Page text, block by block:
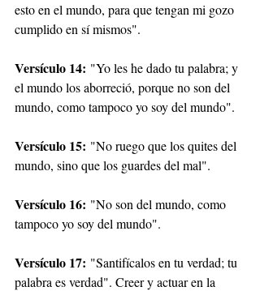
esto en el mundo, para que tengan mi gozo
cumplido en sí mismos".
Versículo 14: "Yo les he dado tu palabra; y
el mundo los aborreció, porque no son del
mundo, como tampoco yo soy del mundo".
Versículo 15: "No ruego que los quites del
mundo, sino que los guardes del mal".
Versículo 16: "No son del mundo, como
tampoco yo soy del mundo".
Versículo 17: "Santifícalos en tu verdad; tu
palabra es verdad". Creer y actuar en la